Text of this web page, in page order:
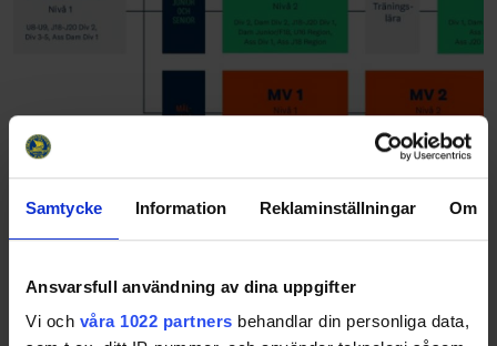
Samtycke Information Reklaminställningar Om
Ansvarsfull användning av dina uppgifter
Vi och våra 1022 partners behandlar din personliga data,
Utbildningsstegen